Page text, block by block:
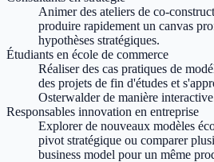
Animer des ateliers de co-
produire rapidement un canvas
hypothèses stratégiques.
Étudiants en école de commerce
Réaliser des cas pratiques de
des projets de fin d'études et
Osterwalder de manière
Responsables innovation en entreprise
Explorer de nouveaux modèles
pivot stratégique ou comparer
business model pour un même